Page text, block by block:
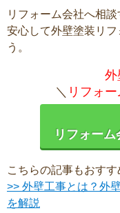
リフォーム会社へ相
安心して外壁塗装リ
う。
外
＼ リフォ
リフォー
こちらの記事もおすす
>> 外壁工事とは？外
を解説